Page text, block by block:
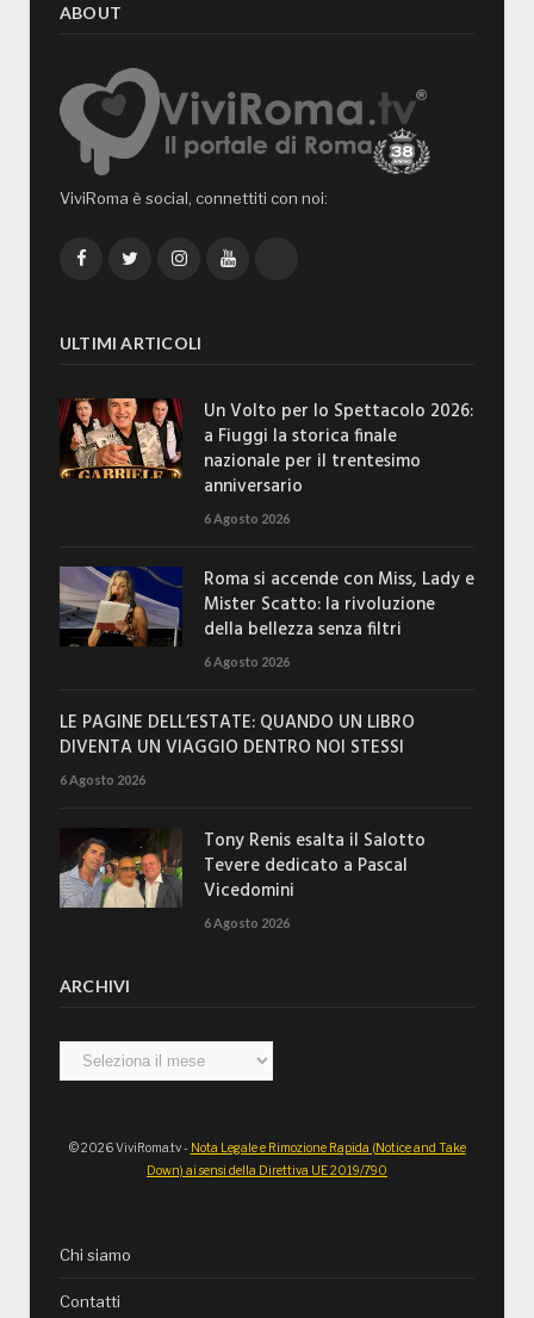
ABOUT
ViviRoma è social, connettiti con noi:
FacebookTwitterInstagramYouTube
ULTIMI ARTICOLI
Un Volto per lo Spettacolo 2026:
a Fiuggi la storica finale
nazionale per il trentesimo
anniversario
6 Agosto 2026
Roma si accende con Miss, Lady e
Mister Scatto: la rivoluzione
della bellezza senza filtri
6 Agosto 2026
LE PAGINE DELL’ESTATE: QUANDO UN LIBRO
DIVENTA UN VIAGGIO DENTRO NOI STESSI
6 Agosto 2026
Tony Renis esalta il Salotto
Tevere dedicato a Pascal
Vicedomini
6 Agosto 2026
ARCHIVI
Archivi
© 2026 ViviRoma.tv - Nota Legale e Rimozione Rapida (Notice and Take
Down) ai sensi della Direttiva UE 2019/790
Chi siamo
Contatti